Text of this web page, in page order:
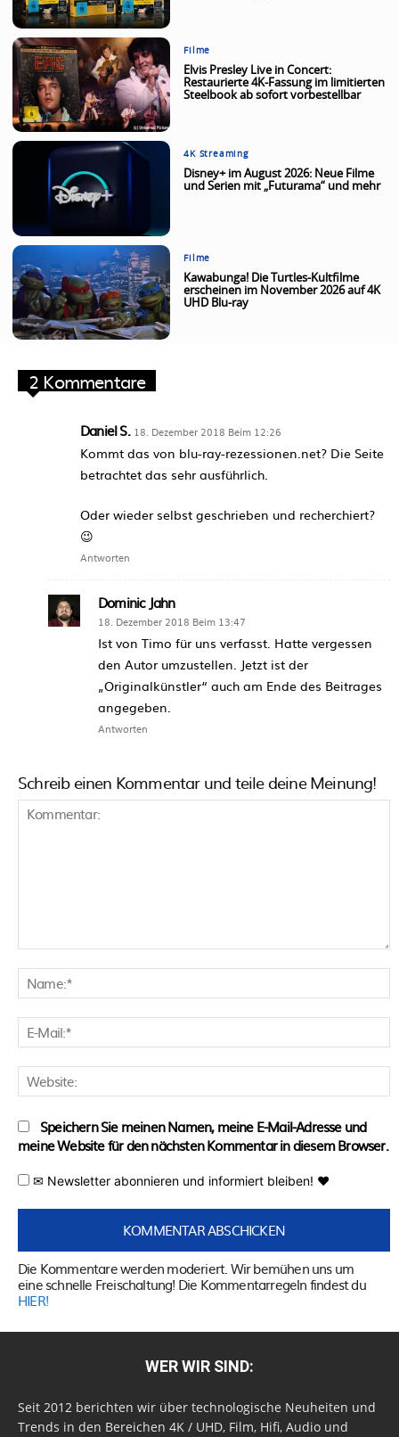
Filme
Elvis Presley Live in Concert:
Restaurierte 4K-Fassung im limitierten
Steelbook ab sofort vorbestellbar
4K Streaming
Disney+ im August 2026: Neue Filme
und Serien mit „Futurama“ und mehr
Filme
Kawabunga! Die Turtles-Kultfilme
erscheinen im November 2026 auf 4K
UHD Blu-ray
2 Kommentare
Daniel S. 18. Dezember 2018 Beim 12:26
Kommt das von blu-ray-rezessionen.net? Die Seite
betrachtet das sehr ausführlich.
Oder wieder selbst geschrieben und recherchiert?
😉
Antworten
Dominic Jahn
18. Dezember 2018 Beim 13:47
Ist von Timo für uns verfasst. Hatte vergessen
den Autor umzustellen. Jetzt ist der
„Originalkünstler“ auch am Ende des Beitrages
angegeben.
Antworten
Schreib einen Kommentar und teile deine Meinung!
Speichern Sie meinen Namen, meine E-Mail-Adresse und
meine Website für den nächsten Kommentar in diesem Browser.
✉ Newsletter abonnieren und informiert bleiben! ♥
Die Kommentare werden moderiert. Wir bemühen uns um
eine schnelle Freischaltung! Die Kommentarregeln findest du
HIER!
WER WIR SIND:
Seit 2012 berichten wir über technologische Neuheiten und
Trends in den Bereichen 4K / UHD, Film, Hifi, Audio und